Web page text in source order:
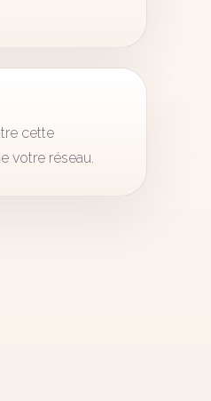
cette
votre réseau.